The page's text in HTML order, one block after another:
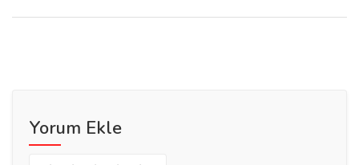
Yorum Ekle